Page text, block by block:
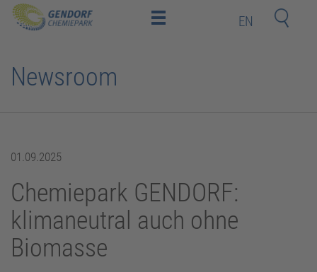
EN
Standort
Startups
Nachbarn
Kontakt
Newsroom
Newsroom
01.09.2025
Chemiepark GENDORF:
klimaneutral auch ohne
Biomasse